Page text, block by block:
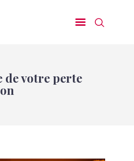
de votre perte
Particuliers